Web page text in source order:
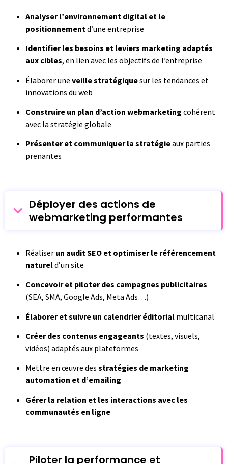
Analyser l’environnement digital et le
positionnement d’une entreprise
Identifier les besoins et leviers marketing adaptés
aux cibles, en lien avec les objectifs de l’entreprise
Élaborer une veille stratégiquesur les tendances et
innovations du web
Construire un plan d’action webmarketing cohérent
avec la stratégie globale
Présenter et communiquer la stratégieaux parties
prenantes
Déployer des actions de
webmarketing performantes
Réaliser un audit SEO et optimiser le référencement
natureld’un site
Concevoir et piloter des campagnes publicitaires
(SEA, SMA, Google Ads, Meta Ads…)
Élaborer et suivre un calendrier éditorial multicanal
Créer des contenus engageants (textes, visuels,
vidéos) adaptés aux plateformes
Mettre en œuvre des stratégies de marketing
automation et d’emailing
Gérer la relation et les interactions avec les
communautés en ligne
Piloter la performance et